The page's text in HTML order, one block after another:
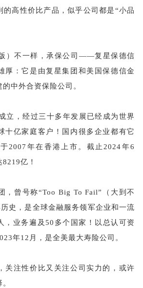
的高性价比产品，似乎公司都是“小品
）不一样，承保公司——复星保德信
厚：它是由复星集团和美国保德信金
中外合资保险公司。
立，经过三十多年发展已经成为世界
十亿家庭客户！国内很多企业都有它
2007年在香港上市。截止2024年6
亿！
， 曾号称“Too Big To Fail”（大到不
史，是全球金融服务领军企业和一流
，业务遍及50多个国家！以总认可资
年12月，是全美最大寿险公司。
关注性价比又关注公司实力的，或许